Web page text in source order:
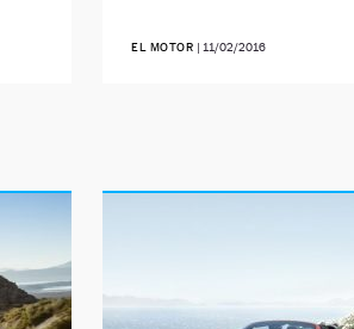
EL MOTOR | 11/02/2016